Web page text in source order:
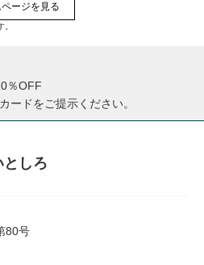
ージを見る
％OFF
ードをご提示ください。
としろ
80号